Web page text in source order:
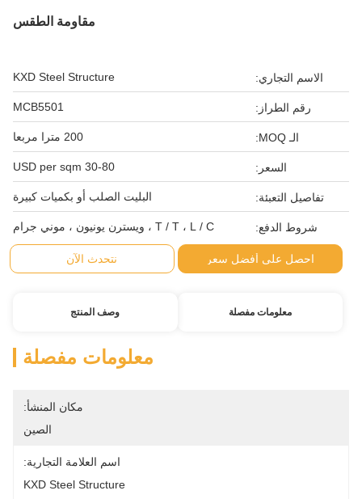
مقاومة الطقس
الاسم التجاري: KXD Steel Structure
رقم الطراز: MCB5501
الـ MOQ: 200 مترا مربعا
السعر: 30-80 USD per sqm
تفاصيل التعبئة: البليت الصلب أو بكميات كبيرة
شروط الدفع: T / T ، L / C ، ويسترن يونيون ، موني جرام
احصل على أفضل سعر نتحدث الآن
معلومات مفصلة وصف المنتج
معلومات مفصلة
مكان المنشأ:
الصين
اسم العلامة التجارية:
KXD Steel Structure